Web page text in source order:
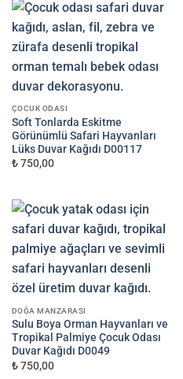
ÇOCUK ODASI
Soft Tonlarda Eskitme
Görünümlü Safari Hayvanları
Lüks Duvar Kağıdı D00117
₺ 750,00
DOĞA MANZARASI
Sulu Boya Orman Hayvanları ve
Tropikal Palmiye Çocuk Odası
Duvar Kağıdı D0049
₺ 750,00